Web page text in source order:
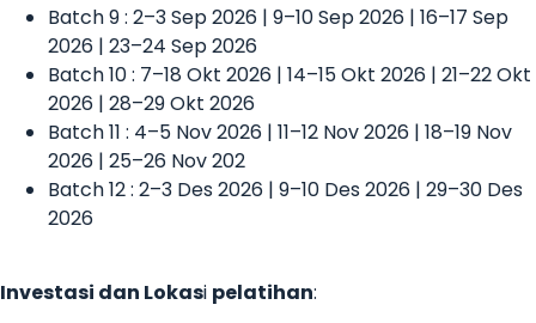
Batch 9 : 2–3 Sep 2026 | 9–10 Sep 2026 | 16–17 Sep
2026 | 23–24 Sep 2026
Batch 10 : 7–18 Okt 2026 | 14–15 Okt 2026 | 21–22 Okt
2026 | 28–29 Okt 2026
Batch 11 : 4–5 Nov 2026 | 11–12 Nov 2026 | 18–19 Nov
2026 | 25–26 Nov 202
Batch 12 : 2–3 Des 2026 | 9–10 Des 2026 | 29–30 Des
2026
Investasi dan Lokasi pelatihan: